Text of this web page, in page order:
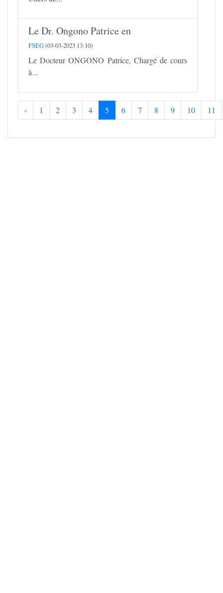
Le Dr. Ongono Patrice en
FSEG(03-03-2023 13:10)
Le Docteur ONGONO Patrice, Chargé de cours
à...
‹ 1 2 3 4 5 6 7 8 9 10 11